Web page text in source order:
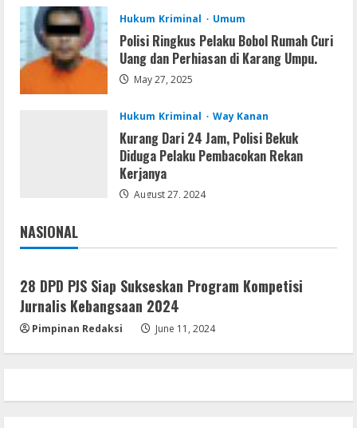
4
Serialers
jv16 PowerTools Free[Activated]
[Latest] [x86-x64] Reddit
August 7, 2026
Hukum Kriminal Umum
Polisi Ringkus Pelaku Bobol Rumah Curi
Uang dan Perhiasan di Karang Umpu.
May 27, 2025
Hukum Kriminal Way Kanan
Kurang Dari 24 Jam, Polisi Bekuk
Diduga Pelaku Pembacokan Rekan
Kerjanya
August 27, 2024
NASIONAL
Jakarta
28 DPD PJS Siap Sukseskan Program Kompetisi
Jurnalis Kebangsaan 2024
Pimpinan Redaksi June 11, 2024